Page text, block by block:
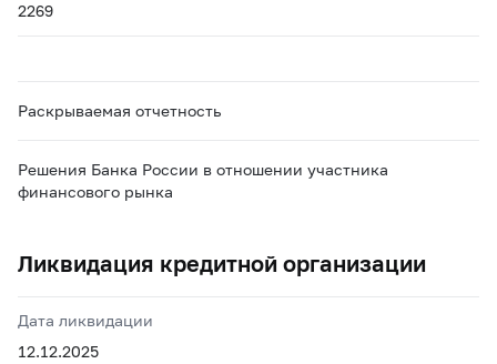
2269
Раскрываемая отчетность
Решения Банка России в отношении участника
финансового рынка
Ликвидация кредитной организации
Дата ликвидации
12.12.2025